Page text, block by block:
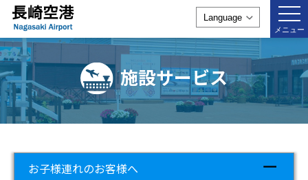
メニュー
施設サービス
お子様連れのお客様へ